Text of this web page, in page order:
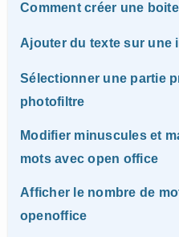
Comment créer une
Ajouter du texte sur une
Sélectionner une partie
photofiltre
Modifier minuscules et
mots avec open office
Afficher le nombre de
openoffice